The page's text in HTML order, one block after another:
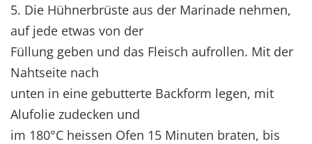
5. Die Hühnerbrüste aus der Marinade nehmen,
auf jede etwas von der
Füllung geben und das Fleisch aufrollen. Mit der
Nahtseite nach
unten in eine gebutterte Backform legen, mit
Alufolie zudecken und
im 180°C heissen Ofen 15 Minuten braten, bis